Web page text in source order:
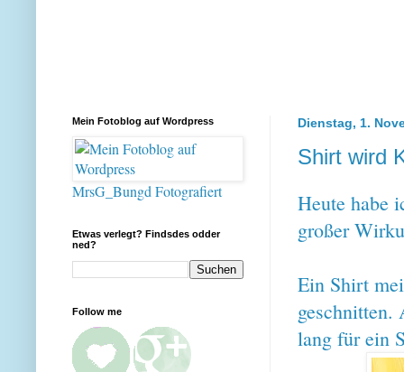
Dienstag, 1.
Shirt wird
Heute habe
großer
Ein Shirt
lang für ein
Mein Fotoblog auf Wordpress
MrsG_Bungd Fotografiert
Etwas verlegt? Findsdes odder
ned?
Follow me